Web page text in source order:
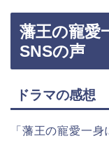
藩王の寵愛
SNSの声
ドラマの感想
「藩王の寵愛一